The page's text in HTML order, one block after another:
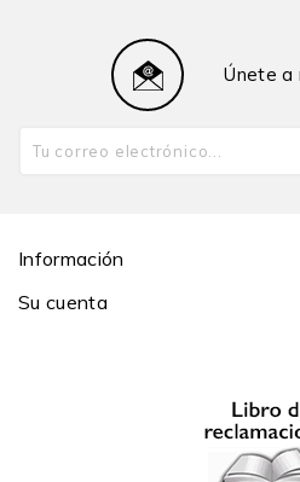
terremoto-tsunami de
Revolution: The Odyssey of
y Alberto Flores Galindo:
proyecto sobre Sendero
Únete a
Información
Su cuenta